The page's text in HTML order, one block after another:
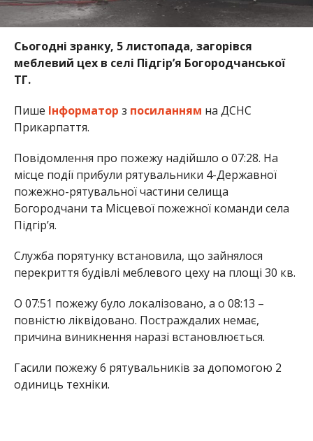
Сьогодні зранку, 5 листопада, загорівся
меблевий цех в селі Підгір’я Богородчанської
ТГ.
Пише Інформатор з посиланням на ДСНС
Прикарпаття.
Повідомлення про пожежу надійшло о 07:28. На
місце події прибули рятувальники 4-Державної
пожежно-рятувальної частини селища
Богородчани та Місцевої пожежної команди села
Підгір’я.
Служба порятунку встановила, що зайнялося
перекриття будівлі меблевого цеху на площі 30 кв.
О 07:51 пожежу було локалізовано, а о 08:13 –
повністю ліквідовано. Постраждалих немає,
причина виникнення наразі встановлюється.
Гасили пожежу 6 рятувальників за допомогою 2
одиниць техніки.